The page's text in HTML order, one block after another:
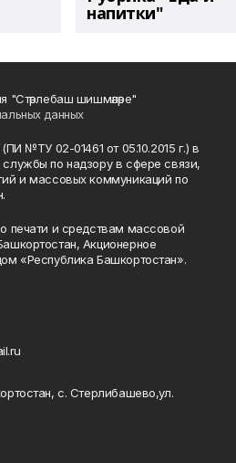
напитки"
шишмәләре"
данных
№ТУ 02-01461 от 05.10.2015 г.) в
по надзору в сфере связи,
и массовых коммуникаций по
печати и средствам массовой
Акционерное
«Республика Башкортостан».
c. Стерлибашево,ул.